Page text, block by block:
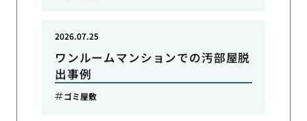
ワンルームマンションでの汚部屋脱
出事例
2026.07.25
ゴミ屋敷